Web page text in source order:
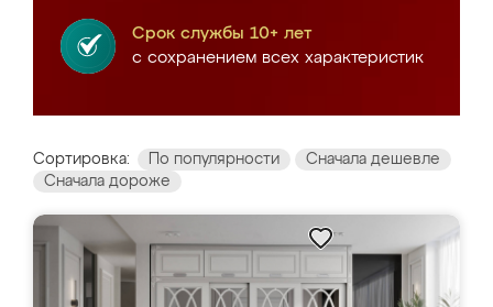
Срок службы 10+ лет
с сохранением всех характеристик
Сортировка: По популярности
Сначала дешевле
Сначала дороже